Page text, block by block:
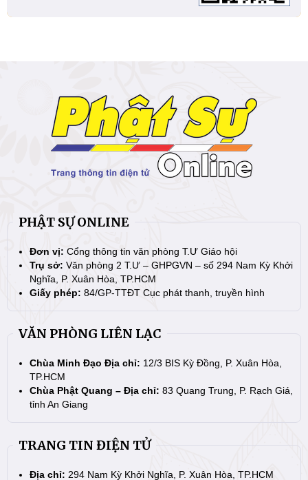
PHẬT SỰ ONLINE
Đơn vị: Cổng thông tin văn phòng T.Ư Giáo hội
Trụ sở: Văn phòng 2 T.Ư – GHPGVN – số 294 Nam Kỳ Khởi
Nghĩa, P. Xuân Hòa, TP.HCM
Giấy phép: 84/GP-TTĐT Cục phát thanh, truyền hình
VĂN PHÒNG LIÊN LẠC
Chùa Minh Đạo Địa chỉ: 12/3 BIS Kỳ Đồng, P. Xuân Hòa,
TP.HCM
Chùa Phật Quang – Địa chỉ: 83 Quang Trung, P. Rạch Giá,
tỉnh An Giang
TRANG TIN ĐIỆN TỬ
Địa chỉ: 294 Nam Kỳ Khởi Nghĩa, P. Xuân Hòa, TP.HCM